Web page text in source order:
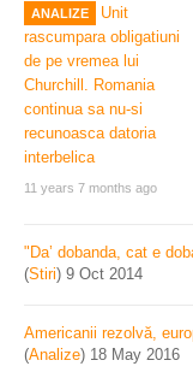
ANALIZE
11 years 7 months ago
"Da’ dobanda, cat e
(Stiri) 9 Oct 2014
Americanii rezolvă,
(Analize) 18 May 2016